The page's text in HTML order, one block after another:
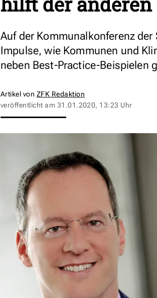
Auf der Kommunalkonferenz
Impulse, wie Kommunen und
neben Best-Practice-Beispielen
Artikel von ZFK Redaktion
veröffentlicht am 31.01.2020, 13:23 Uhr